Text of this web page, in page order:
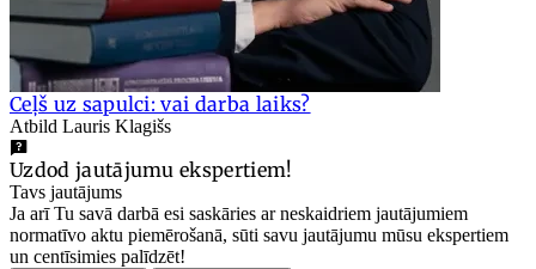
Ceļš uz sapulci: vai darba laiks?
Atbild Lauris Klagišs
Uzdod jautājumu ekspertiem!
Tavs jautājums
Ja arī Tu savā darbā esi saskāries ar neskaidriem jautājumiem
normatīvo aktu piemērošanā, sūti savu jautājumu mūsu ekspertiem
un centīsimies palīdzēt!